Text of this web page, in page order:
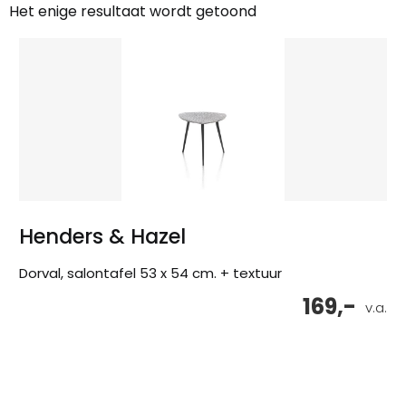
Het enige resultaat wordt getoond
Henders & Hazel
Dorval, salontafel 53 x 54 cm. + textuur
v.a.
169,-